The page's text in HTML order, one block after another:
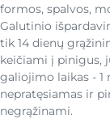
formos, spalvos,
Galutinio
tik 14 dienų
keičiami į pinigus,
galiojimo laikas -
nepratęsiamas ir
negrąžinami.